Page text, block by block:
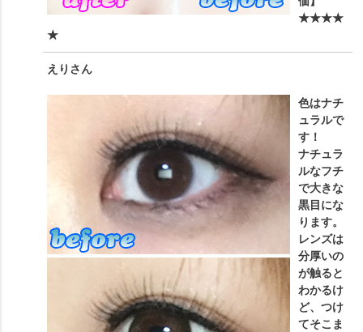
★★★★
★
えり さん
色はナチ
ュラルで
す！
ナチュラ
ルなフチ
で大きな
黒目にな
ります。
レンズは
分厚いの
が触ると
わかるけ
ど、つけ
てそこま